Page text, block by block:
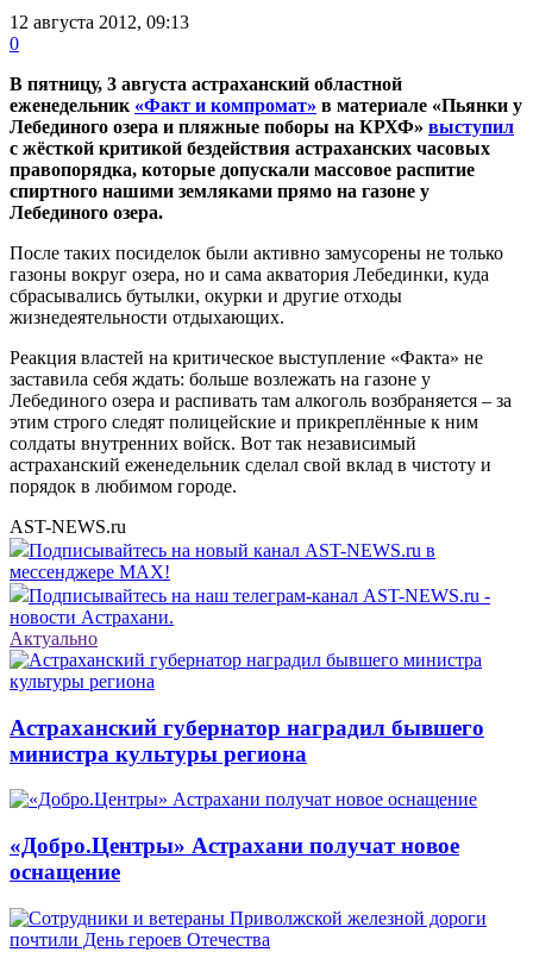
12 августа 2012, 09:13
0
В пятницу, 3 августа астраханский областной
еженедельник «Факт и компромат» в материале «Пьянки у
Лебединого озера и пляжные поборы на КРХФ» выступил
с жёсткой критикой бездействия астраханских часовых
правопорядка, которые допускали массовое распитие
спиртного нашими земляками прямо на газоне у
Лебединого озера.
После таких посиделок были активно замусорены не только
газоны вокруг озера, но и сама акватория Лебединки, куда
сбрасывались бутылки, окурки и другие отходы
жизнедеятельности отдыхающих.
Реакция властей на критическое выступление «Факта» не
заставила себя ждать: больше возлежать на газоне у
Лебединого озера и распивать там алкоголь возбраняется – за
этим строго следят полицейские и прикреплённые к ним
солдаты внутренних войск. Вот так независимый
астраханский еженедельник сделал свой вклад в чистоту и
порядок в любимом городе.
AST-NEWS.ru
Подписывайтесь на новый канал AST-NEWS.ru в
мессенджере MAX!
Подписывайтесь на наш телеграм-канал AST-NEWS.ru -
новости Астрахани.
Актуально
Астраханский губернатор наградил бывшего
министра культуры региона
«Добро.Центры» Астрахани получат новое
оснащение